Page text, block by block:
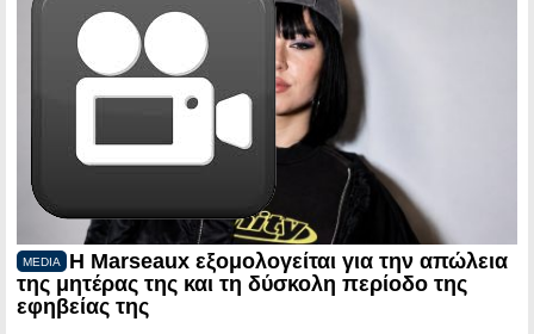
MEDIA
Η Marseaux εξομολογείται για την απώλεια
της μητέρας της και τη δύσκολη περίοδο της
εφηβείας της